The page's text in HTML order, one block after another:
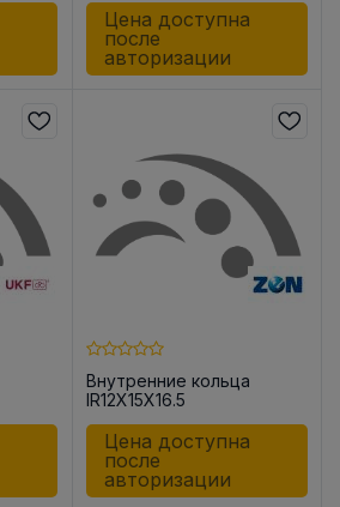
Цена доступна
после
авторизации
Внутренние кольца
IR12X15X16.5
Цена доступна
после
авторизации